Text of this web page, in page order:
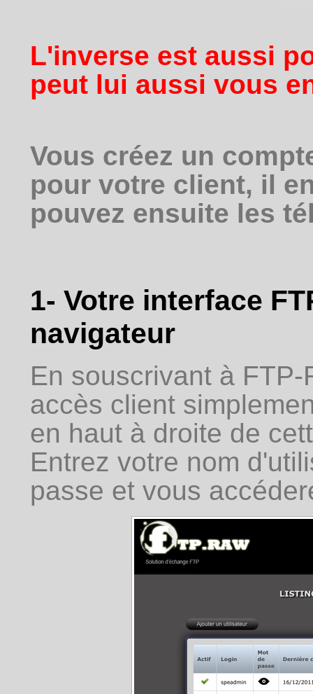
L'inverse est aussi
peut lui aussi vous
Vous créez un
pour votre client, il
pouvez ensuite les
1- Votre interface
navigateur
En souscrivant à
accès client
en haut à droite de
Entrez votre nom
passe et vous